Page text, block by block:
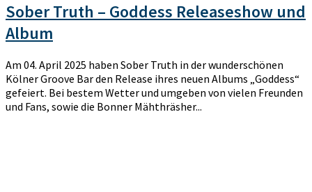
Sober Truth – Goddess Releaseshow und
Album
Am 04. April 2025 haben Sober Truth in der wunderschönen
Kölner Groove Bar den Release ihres neuen Albums „Goddess“
gefeiert. Bei bestem Wetter und umgeben von vielen Freunden
und Fans, sowie die Bonner Mähthräsher...